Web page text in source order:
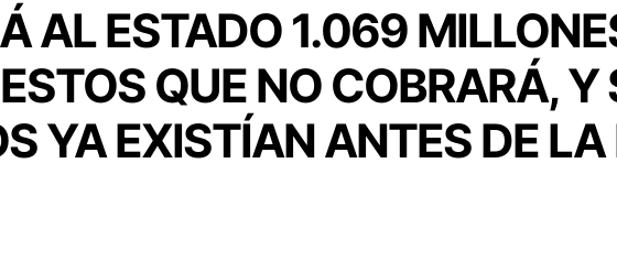
AL ESTADO 1.069
QUE NO COBRARÁ, Y
YA EXISTÍAN ANTES DE LA